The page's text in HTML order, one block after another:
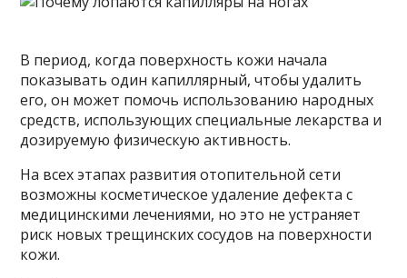
В период, когда поверхность кожи начала
показывать один капиллярный, чтобы удалить
его, он может помочь использованию народных
средств, использующих специальные лекарства и
дозируемую физическую активность.
На всех этапах развития отопительной сети
возможны косметическое удаление дефекта с
медицинскими лечениями, но это не устраняет
риск новых трещинских сосудов на поверхности
кожи.